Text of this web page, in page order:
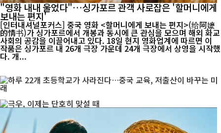
"영화 내내 울었다"…싱가포르 관객 사로잡은 '할머니에게
보내는 편지'
[인터내셔널포커스] 중국 영화 <할머니에게 보내는 편지>(给阿嬷
的情书)가 싱가포르에서 개봉과 동시에 큰 관심을 모으며 해외 화교
사회의 공감을 이끌어내고 있다. 18일 현지 영화업계에 따르면 이
작품은 싱가포르 내 26개 극장 가운데 24개 극장에서 상영을 시작했
다. 개...